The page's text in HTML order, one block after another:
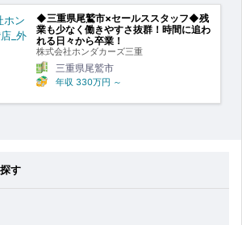
◆三重県尾鷲市×セールススタッフ◆残
業も少なく働きやすさ抜群！時間に追わ
れる日々から卒業！
株式会社ホンダカーズ三重
三重県尾鷲市
年収 330万円 ～
す